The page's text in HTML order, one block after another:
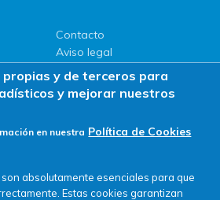
Contacto
Aviso legal
Política de privacidad
Política de Cookies
propias y de terceros para
y mejorar nuestros
en nuestra Política de Cookies
absolutamente esenciales para que
Estas cookies garantizan